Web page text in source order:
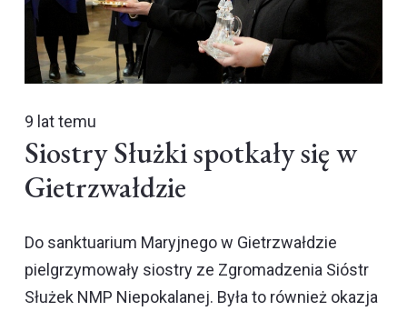
9 lat temu
Siostry Służki spotkały się w
Gietrzwałdzie
Do sanktuarium Maryjnego w Gietrzwałdzie
pielgrzymowały siostry ze Zgromadzenia Sióstr
Służek NMP Niepokalanej. Była to również okazja